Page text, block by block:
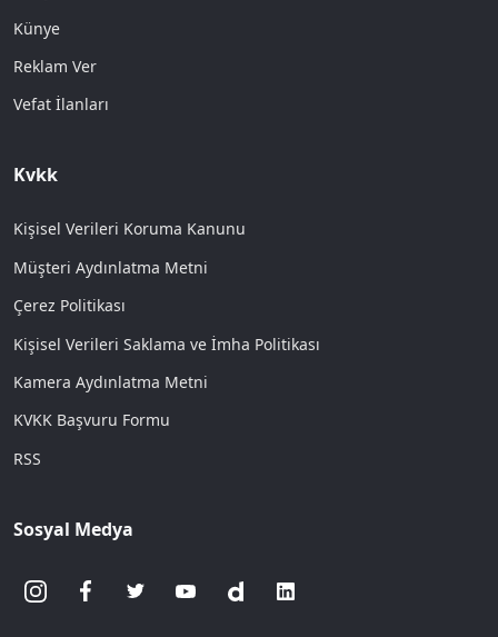
Künye
Reklam Ver
Vefat İlanları
Kvkk
Kişisel Verileri Koruma Kanunu
Müşteri Aydınlatma Metni
Çerez Politikası
Kişisel Verileri Saklama ve İmha Politikası
Kamera Aydınlatma Metni
KVKK Başvuru Formu
RSS
Sosyal Medya